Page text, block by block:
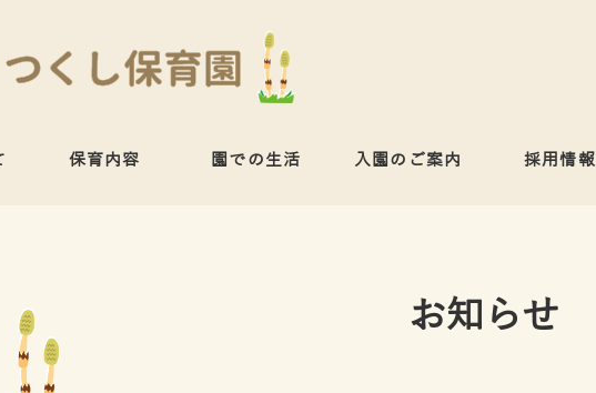
保育内容 園での生活 入園のご案内 採用情報
お知らせ